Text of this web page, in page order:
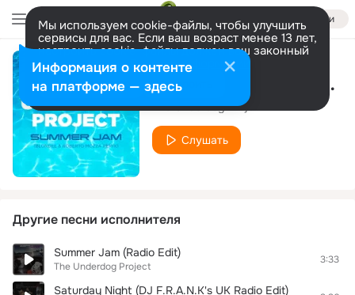
Войти
Мы используем cookie-файлы, чтобы улучшить
сервисы для вас. Если ваш возраст менее 13 лет,
настроить cookie-файлы должен ваш законный
представитель. Больше информации
Разрешить все Настроить Summer Jam (Blondee & Roberto Mozza Remix)
The Underdog Project
Слушать
Другие песни исполнителя
Summer Jam (Radio Edit)
The Underdog Project
3:33
Saturday Night (DJ F.R.A.N.K's UK Radio Edit)
Информация о контенте
на платформе — здесь